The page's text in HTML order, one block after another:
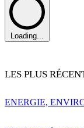
Loading...
LES PLUS
ENERGIE,